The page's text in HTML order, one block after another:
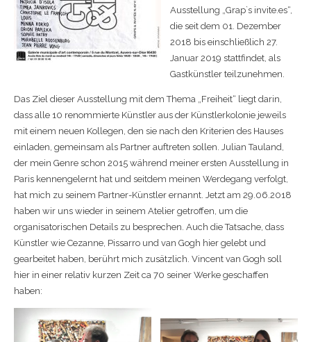
Ausstellung „Grap`s invite.es“,
die seit dem 01. Dezember
2018 bis einschließlich 27.
Januar 2019 stattfindet, als
Gastkünstler teilzunehmen.
Das Ziel dieser Ausstellung mit dem Thema „Freiheit“ liegt darin,
dass alle 10 renommierte Künstler aus der Künstlerkolonie jeweils
mit einem neuen Kollegen, den sie nach den Kriterien des Hauses
einladen, gemeinsam als Partner auftreten sollen. Julian Tauland,
der mein Genre schon 2015 während meiner ersten Ausstellung in
Paris kennengelernt hat und seitdem meinen Werdegang verfolgt,
hat mich zu seinem Partner-Künstler ernannt. Jetzt am 29.06.2018
haben wir uns wieder in seinem Atelier getroffen, um die
organisatorischen Details zu besprechen. Auch die Tatsache, dass
Künstler wie Cezanne, Pissarro und van Gogh hier gelebt und
gearbeitet haben, berührt mich zusätzlich. Vincent van Gogh soll
hier in einer relativ kurzen Zeit ca 70 seiner Werke geschaffen
haben: